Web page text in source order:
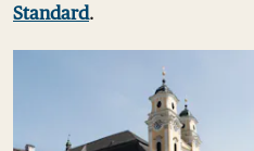
Standard.